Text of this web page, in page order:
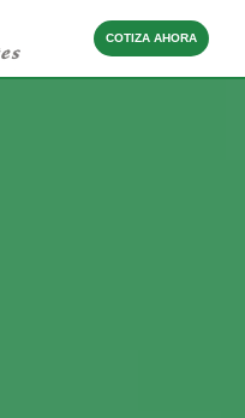
COTIZA AHORA